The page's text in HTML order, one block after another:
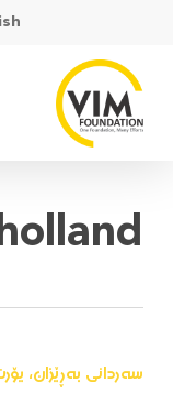
content
سەردانی بەڕێزان،
Close
Menu